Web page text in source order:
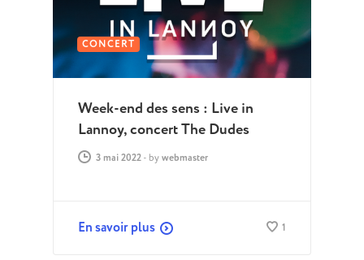
CONCERT
Week-end des sens : Live in
Lannoy, concert The Dudes
3 mai 2022- by webmaster
En savoir plus 1